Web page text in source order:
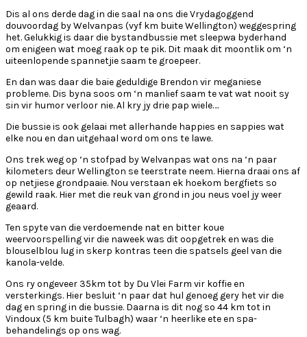
Dis al ons derde dag in die saal na ons die Vrydagoggend
douvoordag by Welvanpas (vyf km buite Wellington) weggespring
het. Gelukkig is daar die bystandbussie met sleepwa byderhand
om enigeen wat moeg raak op te pik. Dit maak dit moontlik om ‘n
uiteenlopende spannetjie saam te groepeer.
En dan was daar die baie geduldige Brendon vir meganiese
probleme. Dis byna soos om ‘n manlief saam te vat wat nooit sy
sin vir humor verloor nie. Al kry jy drie pap wiele….
Die bussie is ook gelaai met allerhande happies en sappies wat
elke nou en dan uitgehaal word om ons te lawe.
Ons trek weg op ‘n stofpad by Welvanpas wat ons na ‘n paar
kilometers deur Wellington se teerstrate neem. Hierna draai ons af
op netjiese grondpaaie. Nou verstaan ek hoekom bergfiets so
gewild raak. Hier met die reuk van grond in jou neus voel jy weer
geaard.
Ten spyte van die verdoemende nat en bitter koue
weervoorspelling vir die naweek was dit oopgetrek en was die
blouselblou lug in skerp kontras teen die spatsels geel van die
kanola-velde.
Ons ry ongeveer 35km tot by Du Vlei Farm vir koffie en
versterkings. Hier besluit ‘n paar dat hul genoeg gery het vir die
dag en spring in die bussie. Daarna is dit nog so 44 km tot in
Vindoux (5 km buite Tulbagh) waar ‘n heerlike ete en spa-
behandelings op ons wag.